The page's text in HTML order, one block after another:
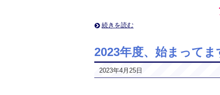
続きを読む
2023年度、始まってま
2023年4月25日